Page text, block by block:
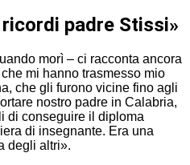
padre Stissi»
morì – ci racconta ancora
mi hanno trasmesso mio
che gli furono vicine fino agli
nostro padre in Calabria,
di conseguire il diploma
di insegnante. Era una
degli altri».